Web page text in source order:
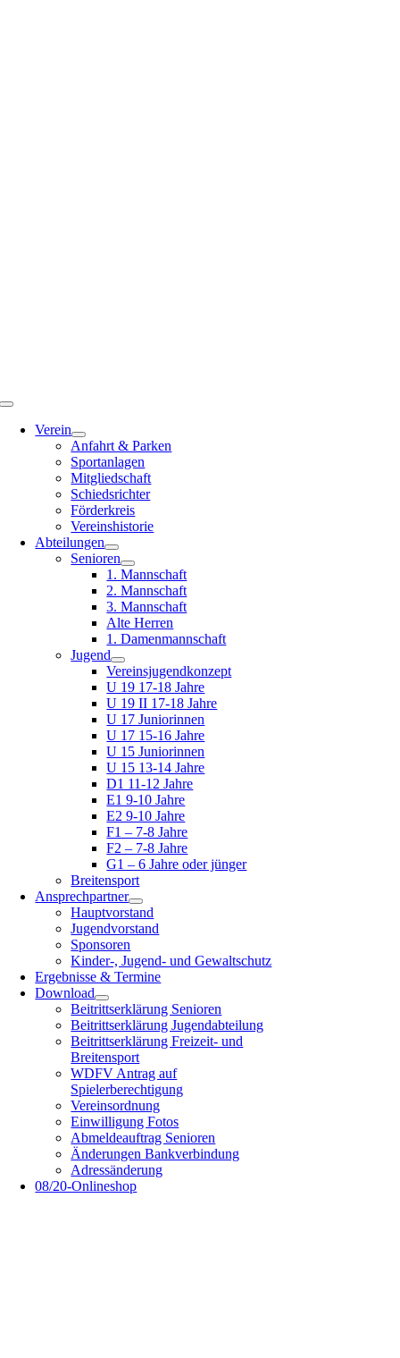
Toggle
NavigationVerein
Anfahrt & Parken
Sportanlagen
Mitgliedschaft
Schiedsrichter
Förderkreis
Vereinshistorie
Abteilungen
Senioren
1. Mannschaft
2. Mannschaft
3. Mannschaft
Alte Herren
1. Damenmannschaft
Jugend
Vereinsjugendkonzept
U 19 17-18 Jahre
U 19 II 17-18 Jahre
U 17 Juniorinnen
U 17 15-16 Jahre
U 15 Juniorinnen
U 15 13-14 Jahre
D1 11-12 Jahre
E1 9-10 Jahre
E2 9-10 Jahre
F1 – 7-8 Jahre
F2 – 7-8 Jahre
G1 – 6 Jahre oder jünger
Breitensport
Ansprechpartner
Hauptvorstand
Jugendvorstand
Sponsoren
Kinder-, Jugend- und Gewaltschutz
Ergebnisse & Termine
Download
Beitrittserklärung Senioren
Beitrittserklärung Jugendabteilung
Beitrittserklärung Freizeit- und
Breitensport
WDFV Antrag auf
Spielerberechtigung
Vereinsordnung
Einwilligung Fotos
Abmeldeauftrag Senioren
Änderungen Bankverbindung
Adressänderung
08/20-Onlineshop